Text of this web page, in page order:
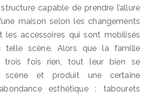
capable de prendre l’allure
maison selon les changements
les accessoires qui sont mobilisés
telle scène. Alors que la famille
trois fois rien, tout leur bien se
scène et produit une certaine
esthétique : tabourets